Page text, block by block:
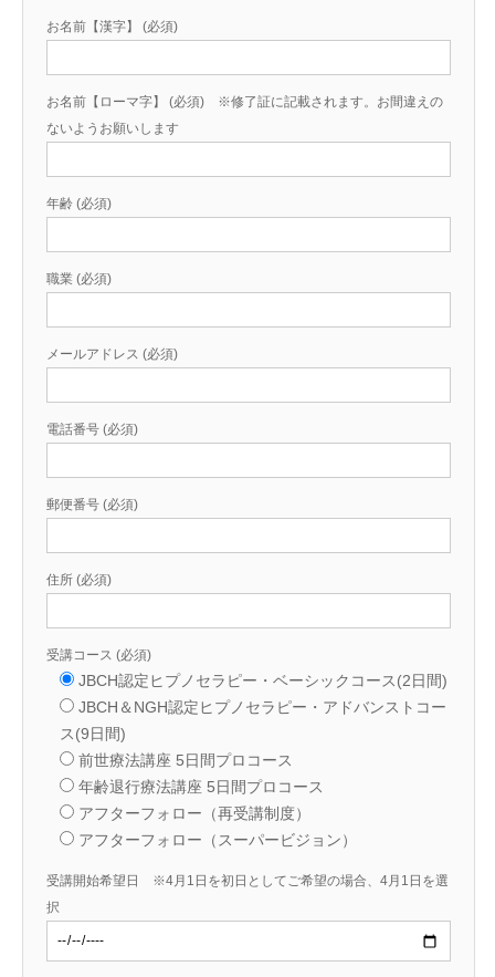
お名前【漢字】 (必須)
お名前【ローマ字】 (必須) ※修了証に記載されます。お間違えの
ないようお願いします
年齢 (必須)
職業 (必須)
メールアドレス (必須)
電話番号 (必須)
郵便番号 (必須)
住所 (必須)
受講コース (必須)
JBCH認定ヒプノセラピー・ベーシックコース(2日間)
JBCH＆NGH認定ヒプノセラピー・アドバンストコー
ス(9日間)
前世療法講座 5日間プロコース
年齢退行療法講座 5日間プロコース
アフターフォロー（再受講制度）
アフターフォロー（スーパービジョン）
受講開始希望日 ※4月1日を初日としてご希望の場合、4月1日を選
択